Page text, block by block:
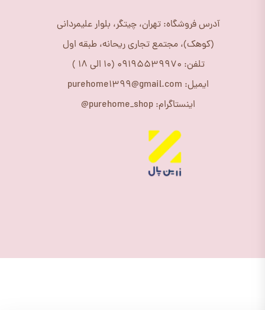
آدرس فروشگاه: تهران، چیتگر، بلوار علیمردانی
(کوهک)، مجتمع تجاری ریحانه، طبقه اول
تلفن: 09195539970 (10 الی 18 )
ایمیل: purehome1399@gmail.com
اینستاگرام: purehome_shop@